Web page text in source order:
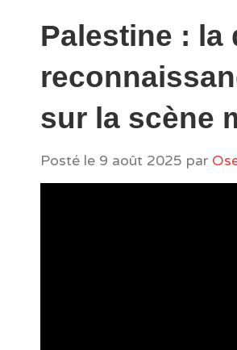
Palestine : la
sur la scène
Posté le 9 août 2025 par